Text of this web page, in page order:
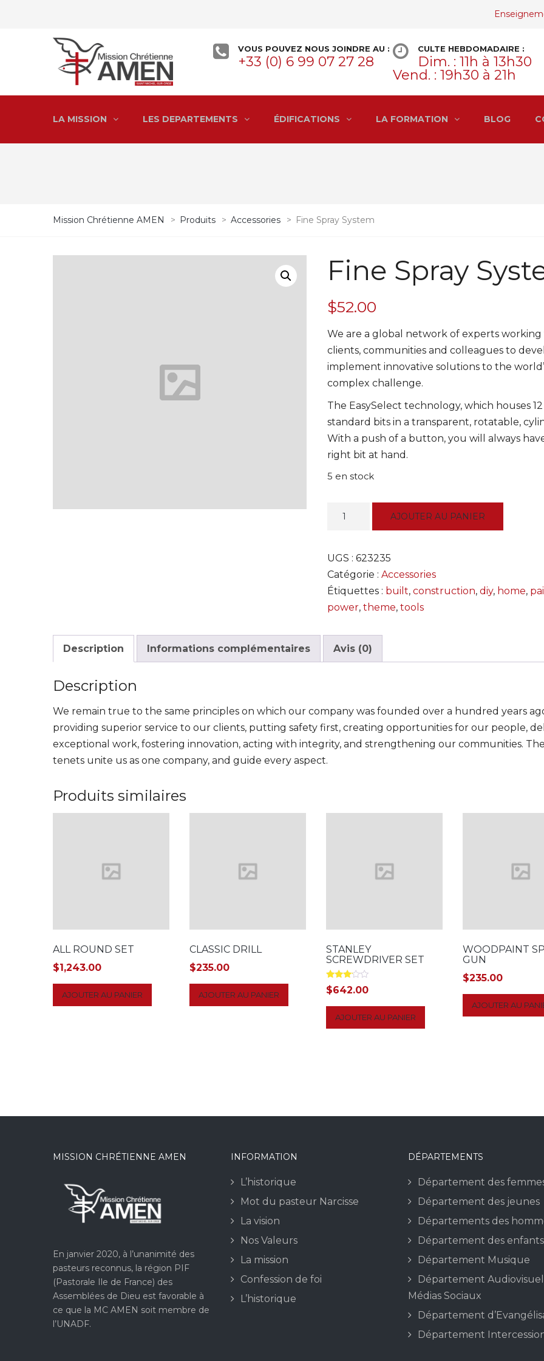
VOUS POUVEZ NOUS JOINDRE AU :
+33 (0) 6 99 07 27 28
CULTE HEBDOMADAIRE :
Dim. : 11h à 13h30
Vend. : 19h30 à 21h
LA MISSION LES DEPARTEMENTS ÉDIFICATIONS LA FORMATION BLOG
Mission Chrétienne AMEN > Produits > Accessories > Fine Spray System
Fine Spray
$52.00
We are a global network of experts working
clients, communities and colleagues to
implement innovative solutions to the
complex challenge.
The EasySelect technology, which houses 12
standard bits in a transparent, rotatable,
With a push of a button, you will always
right bit at hand.
5 en stock
AJOUTER AU PANIER
UGS :623235
Catégorie :Accessories
Étiquettes : built,construction,diy, home,
power,theme,tools
Description Informations complémentaires Avis (0)
Description
We remain true to the same principles on which our company was founded over a hundred years
providing superior service to our clients, putting safety first, creating opportunities for our people,
exceptional work, fostering innovation, acting with integrity, and strengthening our communities.
tenets unite us as one company, and guide every aspect.
Produits similaires
ALL ROUND SET
$1,243.00
AJOUTER AU PANIER
CLASSIC DRILL
$235.00
AJOUTER AU PANIER
STANLEY
SCREWDRIVER SET
Note
3.00
$642.00
AJOUTER AU PANIER
WOODPAINT
GUN
$235.00
AJOUTER AU
MISSION CHRÉTIENNE AMEN
En janvier 2020, à l’unanimité des
pasteurs reconnus, la région PIF
(Pastorale Ile de France) des
Assemblées de Dieu est favorable à
ce que la MC AMEN soit membre de
l’UNADF.
INFORMATION
L’historique
Mot du pasteur Narcisse
La vision
Nos Valeurs
La mission
Confession de foi
L’historique
DÉPARTEMENTS
Département des
Département des jeunes
Départements des
Département des enfants
Département Musique
Département
Médias Sociaux
Département
Département